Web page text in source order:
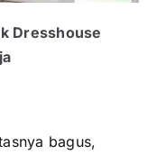
Dresshouse
bagus,